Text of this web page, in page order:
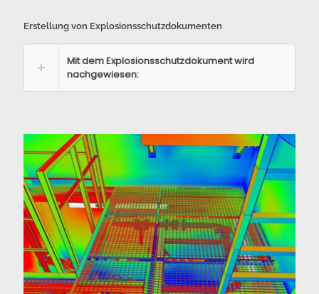
Erstellung von Explosionsschutzdokumenten
Mit dem Explosionsschutzdokument wird
nachgewiesen: